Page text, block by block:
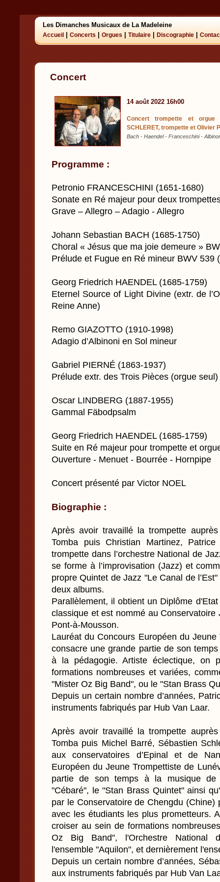
Les Dimanches Musicaux de La Madeleine
Accueil Concerts Orgues Titulaire Discographie
Concert
14 août 2022 16h00
Concert trompette et orgue
SCHLERET, trompette et Olivier
Bach - Haendel - Franceschini -
Programme :
Petronio FRANCESCHINI (1651-1680)
Sonate en Ré majeur pour deux
Grave – Allegro – Adagio - Allegro
Johann Sebastian BACH (1685-1750)
Choral « Jésus que ma joie demeure »
Prélude et Fugue en Ré mineur BWV 539
Georg Friedrich HAENDEL (1685-1759)
Eternel Source of Light Divine (extr. de
Reine Anne)
Remo GIAZOTTO (1910-1998)
Adagio d’Albinoni en Sol mineur
Gabriel PIERNÉ (1863-1937)
Prélude extr. des Trois Pièces (orgue seul)
Oscar LINDBERG (1887-1955)
Gammal Fäbodpsalm
Georg Friedrich HAENDEL (1685-1759)
Suite en Ré majeur pour trompette et
Ouverture - Menuet - Bourrée - Hornpipe
Concert présenté par Victor NOEL
Biographie :
Après avoir travaillé la trompette
Tomba puis Christian Martinez,
trompette dans l’orchestre National de
se forme à l’improvisation (Jazz) et
propre Quintet de Jazz "Le Canal de
deux albums.
Parallèlement, il obtient un Diplôme
classique et est nommé au
Pont-à-Mousson.
Lauréat du Concours Européen du
consacre une grande partie de son
à la pédagogie. Artiste éclectique, on
formations nombreuses et variées,
"Mister Oz Big Band", ou le "Stan Brass
Depuis un certain nombre d’années,
instruments fabriqués par Hub Van Laar.
Après avoir travaillé la trompette
Tomba puis Michel Barré, Sébastien
aux conservatoires d’Epinal et de
Européen du Jeune Trompettiste de
partie de son temps à la musique de
"Cébaré", le "Stan Brass Quintet" ainsi
par le Conservatoire de Chengdu (Chine)
avec les étudiants les plus prometteurs.
croiser au sein de formations
Oz Big Band", l'Orchestre National
l'ensemble "Aquilon", et dernièrement
Depuis un certain nombre d’années,
aux instruments fabriqués par Hub Van